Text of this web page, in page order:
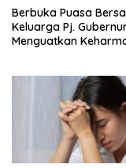
Berbuka Puasa
Keluarga Pj.
Menguatkan